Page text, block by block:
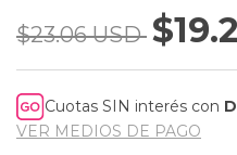
$23.06 USD
Cuotas SIN interés con
VER MEDIOS DE PAGO